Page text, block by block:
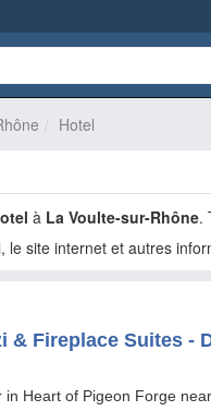
Hotel
à La Voulte-sur-Rhône.
site internet et autres